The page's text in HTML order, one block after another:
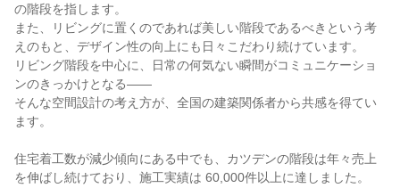
の階段を指します。
また、リビングに置くのであれば美しい階段であるべきという考
えのもと、デザイン性の向上にも日々こだわり続けています。
リビング階段を中心に、日常の何気ない瞬間がコミュニケーショ
ンのきっかけとなる――
そんな空間設計の考え方が、全国の建築関係者から共感を得てい
ます。
住宅着工数が減少傾向にある中でも、カツデンの階段は年々売上
を伸ばし続けており、施工実績は 60,000件以上に達しました。